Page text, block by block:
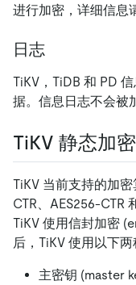
进行加密，详细信息
日志
TiKV，TiDB 和 PD
据。信息日志不会被
TiKV 静态加密
TiKV 当前支持的加密
CTR、AES256-CTR
TiKV 使用信封加密
后，TiKV 使用以下两
主密钥 (master